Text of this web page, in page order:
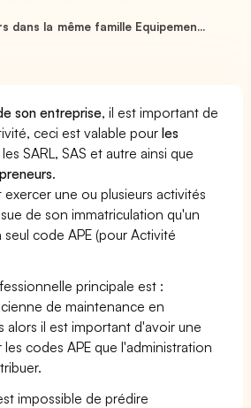
dans la même famille Equipemen...
son entreprise, il est important de
ceci est valable pourles
SARL, SAS et autre ainsi que
.
une ou plusieurs activités
de son immatriculation qu'un
seul code APE (pour Activité
principale est :
de maintenance en
alors il est important d'avoir une
codes APE que l'administration
impossible de prédire